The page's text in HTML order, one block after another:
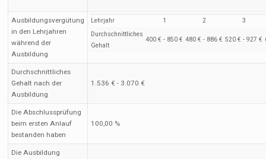
Ausbildungsvergütung
in den Lehrjahren
während der
Ausbildung
Lehrjahr 1 2
3
Durchschnittliches
Gehalt
400 € - 850 € 480 € - 886 € 520 € - 927 €
Durchschnittliches
Gehalt nach der
Ausbildung
1.536 € - 3.070 €
Die Abschlussprüfung
beim ersten Anlauf
bestanden haben
100,00 %
Die Ausbildung